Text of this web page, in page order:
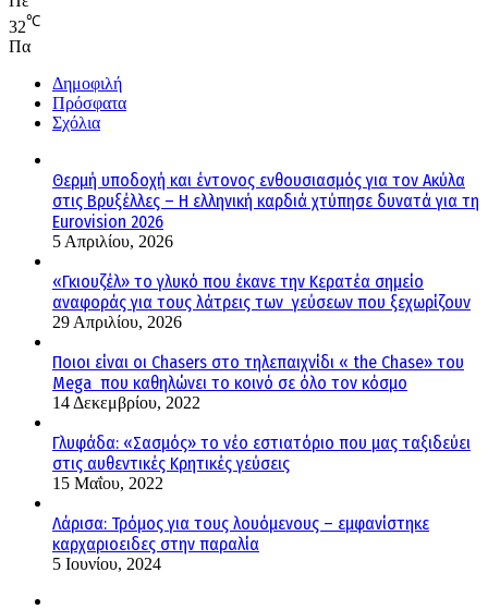
32℃
Πα
Δημοφιλή
Πρόσφατα
Σχόλια
Θερμή υποδοχή και έντονος ενθουσιασμός για τον Ακύλα
στις Βρυξέλλες – Η ελληνική καρδιά χτύπησε δυνατά για τη
Eurovision 2026
5 Απριλίου, 2026
«Γκιουζέλ» το γλυκό που έκανε την Κερατέα σημείο
αναφοράς για τους λάτρεις των γεύσεων που ξεχωρίζουν
29 Απριλίου, 2026
Ποιοι είναι οι Chasers στο τηλεπαιχνίδι « the Chase» του
Mega που καθηλώνει το κοινό σε όλο τον κόσμο
14 Δεκεμβρίου, 2022
Γλυφάδα: «Σασμός» το νέο εστιατόριο που μας ταξιδεύει
στις αυθεντικές Κρητικές γεύσεις
15 Μαΐου, 2022
Λάρισα: Τρόμος για τους λουόμενους – εμφανίστηκε
καρχαριοειδες στην παραλία
5 Ιουνίου, 2024